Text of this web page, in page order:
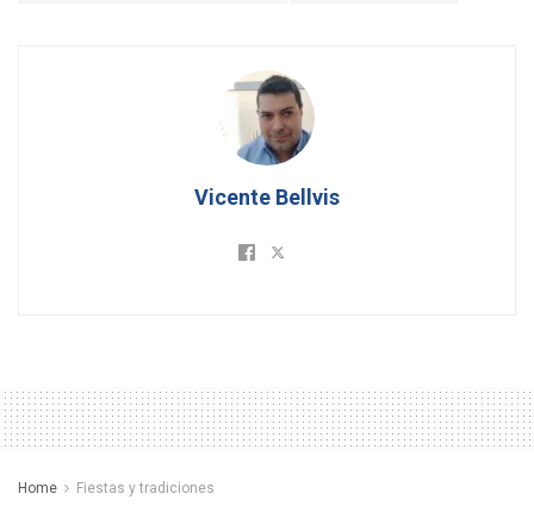
Vicente Bellvis
Home Fiestas y tradiciones